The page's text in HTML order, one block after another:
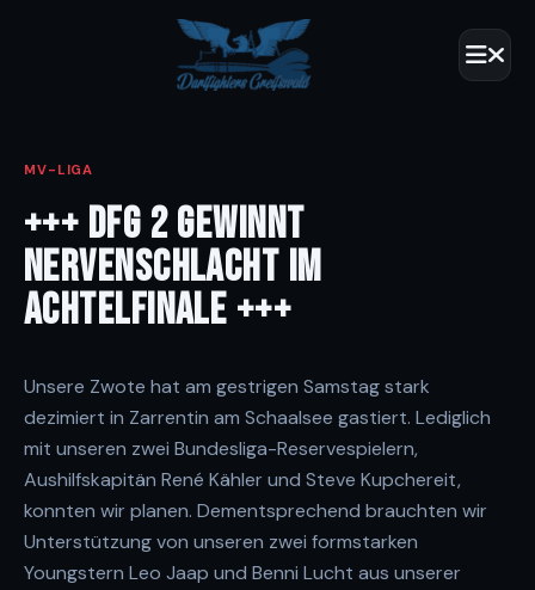
MV-LIGA
+++ DFG 2 GEWINNT
NERVENSCHLACHT IM
ACHTELFINALE +++
Unsere Zwote hat am gestrigen Samstag stark
dezimiert in Zarrentin am Schaalsee gastiert. Lediglich
mit unseren zwei Bundesliga-Reservespielern,
Aushilfskapitän René Kähler und Steve Kupchereit,
konnten wir planen. Dementsprechend brauchten wir
Unterstützung von unseren zwei formstarken
Youngstern Leo Jaap und Benni Lucht aus unserer